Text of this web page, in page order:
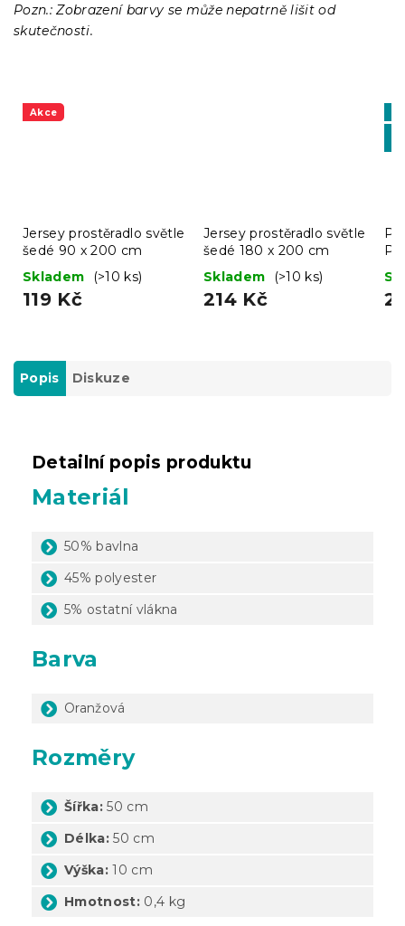
Pozn.: Zobrazení barvy se může nepatrně lišit od
skutečnosti.
Akce
Jersey prostěradlo světle
šedé 90 x 200 cm
Skladem
(>10 ks)
119 Kč
Jersey prostěradlo světle
šedé 180 x 200 cm
Skladem
(>10 ks)
214 Kč
Popis Diskuze
Detailní popis produktu
Materiál
50% bavlna
45% polyester
5% ostatní vlákna
Barva
Oranžová
Rozměry
Šířka: 50 cm
Délka: 50 cm
Výška: 10 cm
Hmotnost: 0,4 kg